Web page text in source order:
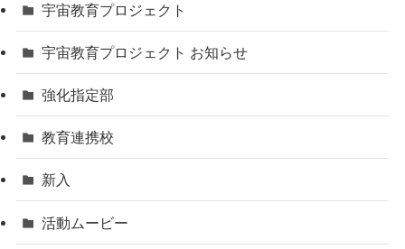
宇宙教育プロジェクト
宇宙教育プロジェクト お知らせ
強化指定部
教育連携校
新入
活動ムービー